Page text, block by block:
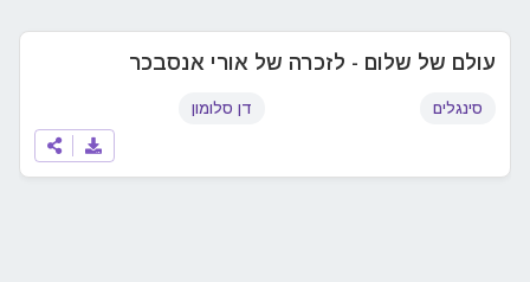
עולם של שלום - לזכרה של אורי אנסבכר
סינגלים דן סלומון